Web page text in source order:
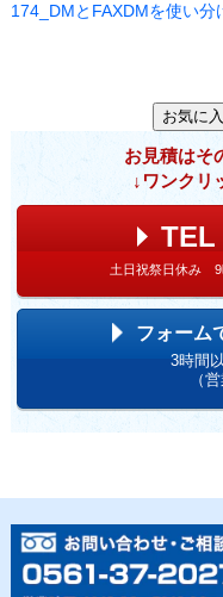
174_DMとFAXDMを使い分
お見積はそ
↓ワンクリ
TEL
土日祝祭日休み 9
フォーム
3時間
（